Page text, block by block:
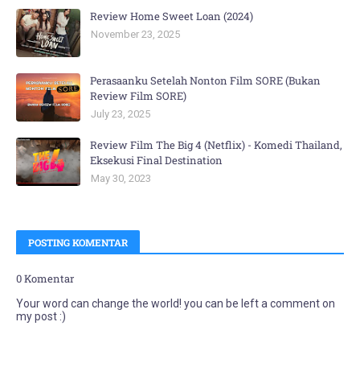
Review Home Sweet Loan (2024)
November 23, 2025
Perasaanku Setelah Nonton Film SORE (Bukan
Review Film SORE)
July 23, 2025
Review Film The Big 4 (Netflix) - Komedi Thailand,
Eksekusi Final Destination
May 30, 2023
POSTING KOMENTAR
0 Komentar
Your word can change the world! you can be left a comment on
my post :)